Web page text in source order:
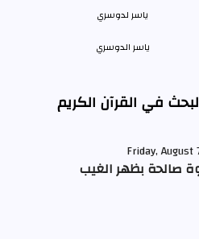
ياسر الدوسري
في القرآن الكريم
Friday,
صالحة بظهر الغيب